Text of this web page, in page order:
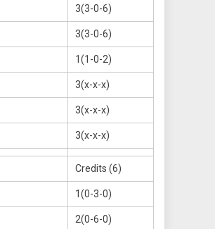
3(3-0-6)
3(3-0-6)
1(1-0-2)
3(x-x-x)
3(x-x-x)
3(x-x-x)
Credits (6)
1(0-3-0)
2(0-6-0)